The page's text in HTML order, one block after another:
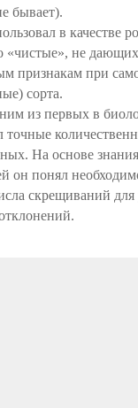
бывает).
в качестве
«чистые», не
признакам при
сорта.
из первых в
точные
На основе
он понял
скрещиваний для